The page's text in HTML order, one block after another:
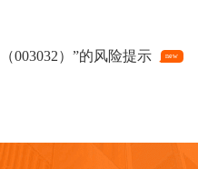
003032）”的风险提示 new